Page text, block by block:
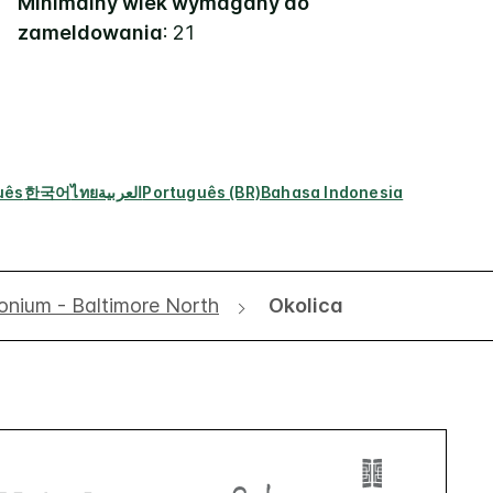
zameldowania: 21
한국어ไทยالعربيةPortuguês (BR)Bahasa Indonesia
- Baltimore North Okolica